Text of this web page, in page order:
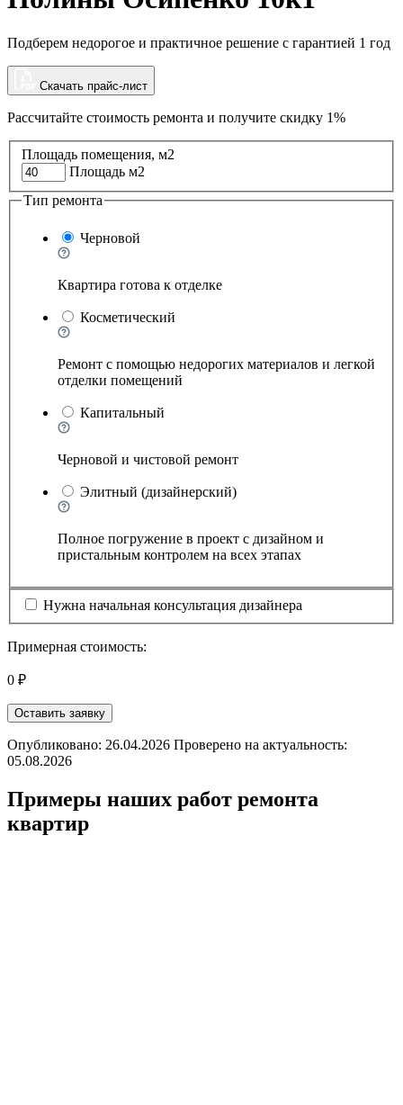
Подберем недорогое и практичное решение с гарантией 1 год
Скачать прайс-лист
Рассчитайте стоимость ремонта и получите скидку 1%
Площадь помещения, м2
Площадь м2
Тип ремонта
Черновой
Квартира готова к отделке
Косметический
Ремонт с помощью недорогих материалов и легкой
отделки помещений
Капитальный
Черновой и чистовой ремонт
Элитный (дизайнерский)
Полное погружение в проект с дизайном и
пристальным контролем на всех этапах
Нужна начальная консультация дизайнера
Примерная стоимость:
0 ₽
Оставить заявку
Опубликовано: 26.04.2026 Проверено на актуальность:
05.08.2026
Примеры наших работ ремонта
квартир